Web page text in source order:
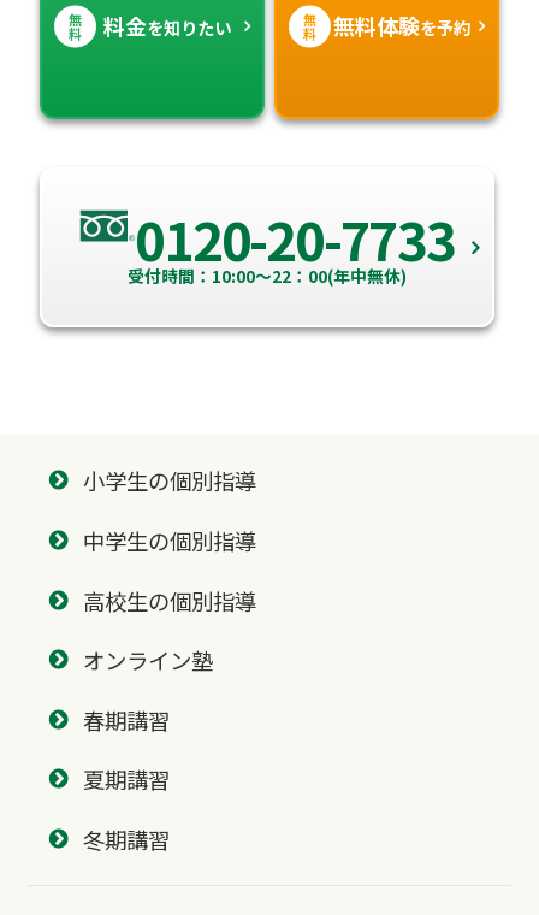
無
料 料金を知りたい 無
料 無料体験を予約
0120-20-7733
受付時間：10:00～22：00(年中無休)
小学生の個別指導
中学生の個別指導
高校生の個別指導
オンライン塾
春期講習
夏期講習
冬期講習